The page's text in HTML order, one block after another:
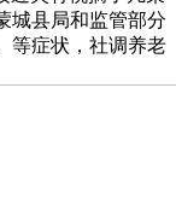
城县局和监管部分
等症状，社调养老